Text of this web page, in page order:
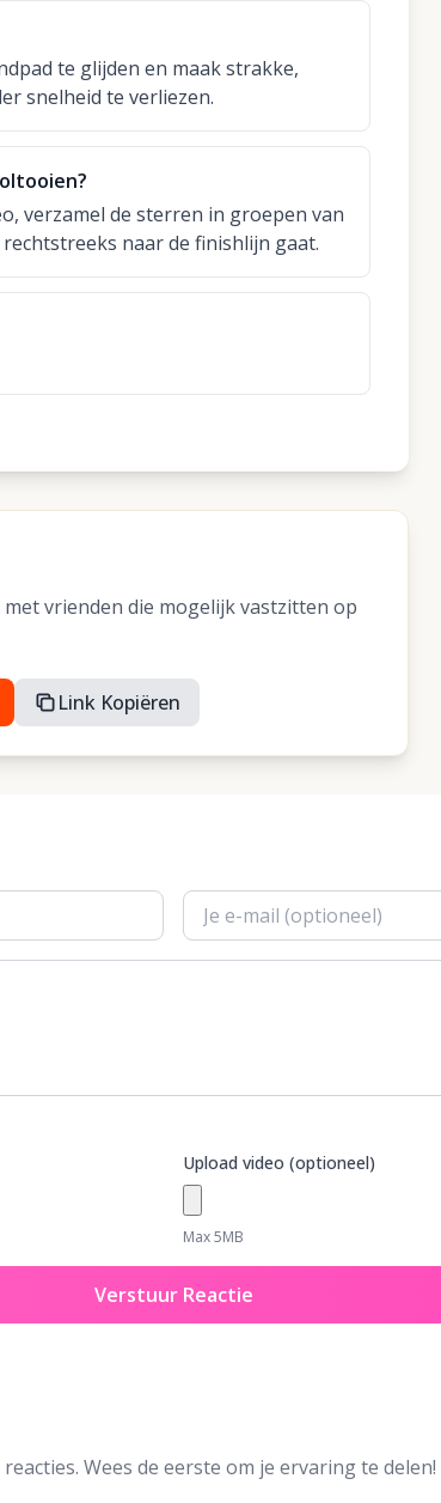
te glijden en maak strakke,
snelheid te verliezen.
verzamel de sterren in groepen van
naar de finishlijn gaat.
vrienden die mogelijk vastzitten op
Link Kopiëren
Upload video (optioneel)
Max 5MB
Verstuur Reactie
Wees de eerste om je ervaring te delen!